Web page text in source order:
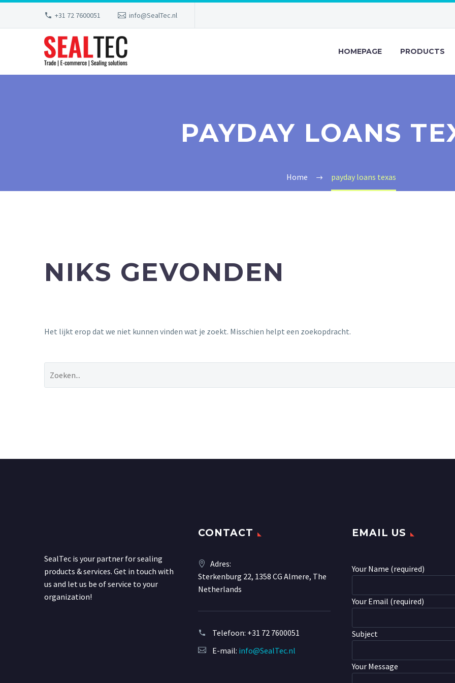
+31 72 7600051 info@SealTec.nl
HOMEPAGE PRODUCTS
PAYDAY LOANS
Home payday loans texas
NIKS GEVONDEN
Het lijkt erop dat we niet kunnen vinden wat je zoekt. Misschien helpt een zoekopdracht.
SealTec is your partner for sealing
products & services. Get in touch with
us and let us be of service to your
organization!
CONTACT
Adres:
Sterkenburg 22, 1358 CG Almere, The
Netherlands
Telefoon: +31 72 7600051
E-mail: info@SealTec.nl
EMAIL US
Your Name (required)
Your Email (required)
Subject
Your Message